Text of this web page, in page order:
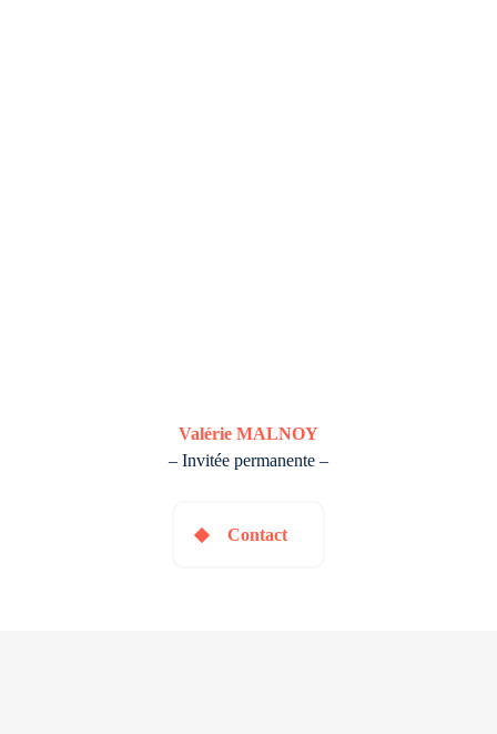
Valérie MALNOY
– Invitée permanente –
Contact